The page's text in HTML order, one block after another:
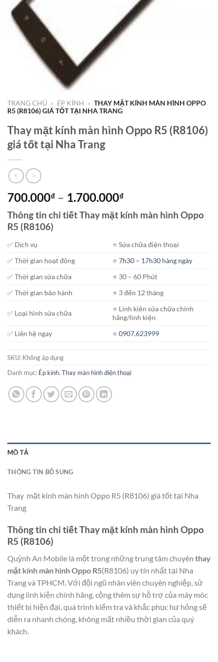
TRANG CHỦ » ÉP KÍNH » THAY MẶT KÍNH MÀN HÌNH OPPO
R5 (R8106) GIÁ TỐT TẠI NHA TRANG
Thay mặt kính màn hình Oppo R5 (R8106)
giá tốt tại Nha Trang
700.000₫ – 1.700.000₫Khoảng
giá:
từ
đến
1.700.000₫
Thông tin chi tiết Thay mặt kính màn hình Oppo
R5 (R8106)
✅ Dịch vụ
⭐️ Sửa chữa điện thoại
✅ Thời gian hoạt động
⭐️7h30 – 17h30 hàng ngày
✅ Thời gian sửa chữa
⭐️ 30 – 60 Phút
✅ Thời gian bảo hành
⭐️ 3 đến 12 tháng
✅ Loại hình sửa chữa
⭐️ Linh kiện sửa chữa chính
hãng/linh kiện
✅ Liên hệ ngay
⭐️0907.623999
SKU: Không áp dụng
Danh mục: Ép kính, Thay màn hình điện thoại
MÔ TẢ
THÔNG TIN BỔ SUNG
Thay mặt kính màn hình Oppo R5 (R8106) giá tốt tại Nha
Trang
Thông tin chi tiết Thay mặt kính màn hình Oppo
R5 (R8106)
Quỳnh An Mobile là một trong những trung tâm chuyên thay
mặt kính màn hình Oppo R5(R8106) uy tín nhất tại Nha
Trang và TPHCM. Với đội ngũ nhân viên chuyên nghiệp, sử
dụng linh kiện chính hãng, cộng thêm sự hỗ trợ của máy móc
thiết bị hiện đại, quá trình kiểm tra và khắc phục hư hỏng sẽ
diễn ra nhanh chóng, không mất nhiều thời gian của quý
khách.